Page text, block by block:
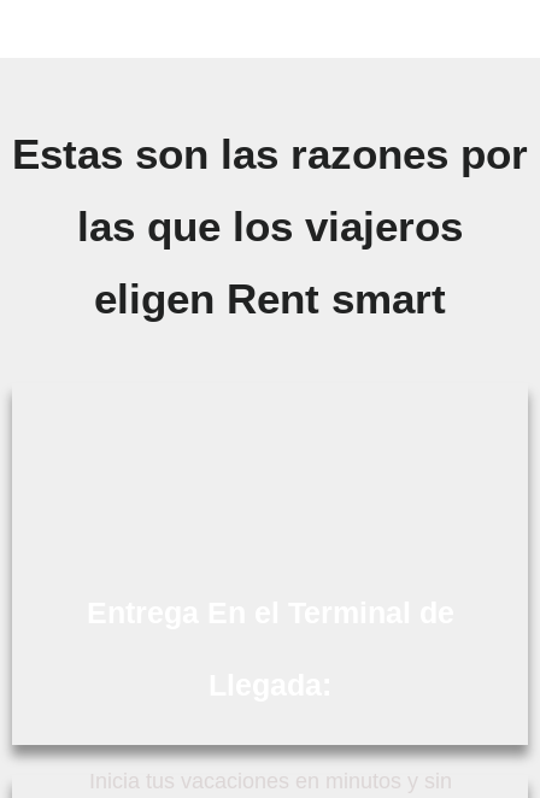
Estas son las razones por
las que los viajeros
eligen Rent smart
Inicia tus vacaciones en minutos y sin